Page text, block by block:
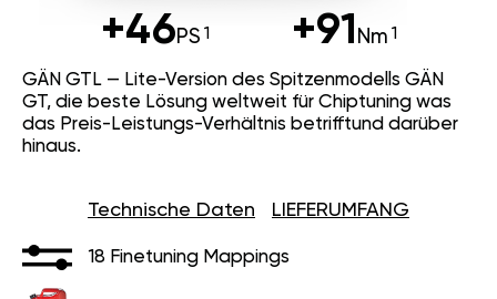
+46PS +91 Nm
GÄN GTL — Lite-Version des Spitzenmodells GÄN
GT, die beste Lösung weltweit für Chiptuning was
das Preis-Leistungs-Verhältnis betrifftund darüber
hinaus.
Technische Daten LIEFERUMFANG
18 Finetuning Mappings